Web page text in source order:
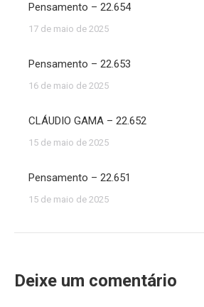
Pensamento – 22.654
17 de maio de 2025
Pensamento – 22.653
16 de maio de 2025
CLÁUDIO GAMA – 22.652
15 de maio de 2025
Pensamento – 22.651
15 de maio de 2025
Deixe um comentário